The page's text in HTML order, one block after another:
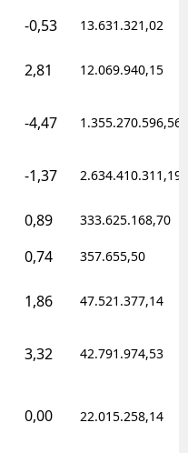
-0,53 13.631.321,02
2,81 12.069.940,15
-4,47 1.355.270.596,56
-1,37 2.634.410.311,19
0,89 333.625.168,70
0,74 357.655,50
1,86 47.521.377,14
3,32 42.791.974,53
0,00 22.015.258,14